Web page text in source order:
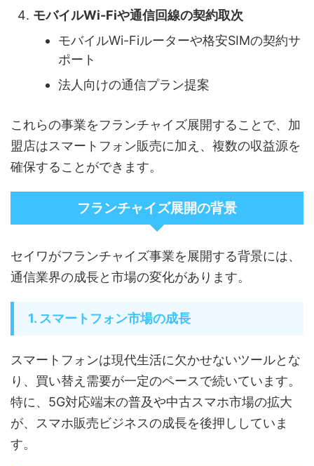
モバイルWi-Fiや通信回線の契約取次
モバイルWi-Fiルーターや格安SIMの契約サ
ポート
法人向けの通信プラン提案
これらの事業をフランチャイズ展開することで、加
盟店はスマートフォン販売に加え、複数の収益源を
確保することができます。
フランチャイズ展開の背景
セイワがフランチャイズ事業を展開する背景には、
通信業界の成長と市場の変化があります。
1. スマートフォン市場の成長
スマートフォンは現代生活に欠かせないツールとな
り、買い替え需要が一定のペースで続いています。
特に、5G対応端末の普及や中古スマホ市場の拡大
が、スマホ販売ビジネスの成長を後押ししていま
す。